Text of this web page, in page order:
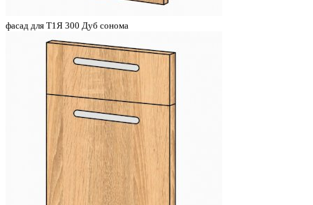
фасад для Т1Я 300 Дуб сонома